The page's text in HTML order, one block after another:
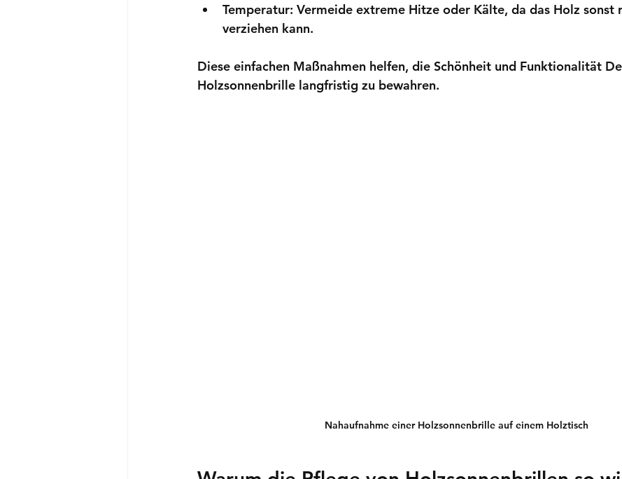
Temperatur: Vermeide extreme Hitze oder Kälte, da das Holz sonst
verziehen kann.
Diese einfachen Maßnahmen helfen, die Schönheit und Funktionalität
Holzsonnenbrille langfristig zu bewahren.
Nahaufnahme einer Holzsonnenbrille auf einem Holztisch